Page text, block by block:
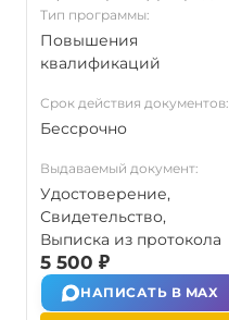
Тип программы:
Повышения
квалификаций
Срок действия документов:
Бессрочно
Выдаваемый документ:
Удостоверение,
Свидетельство,
Выписка из протокола
5 500 ₽
НАПИСАТЬ В MAX